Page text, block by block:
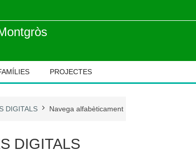
PROJECTES
DIGITALS Navega alfabèticament
DIGITALS